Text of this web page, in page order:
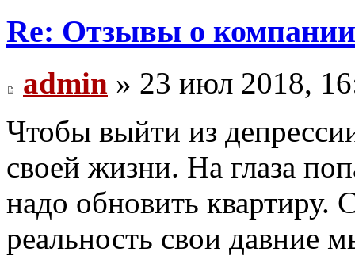
Re: Отзывы о компании
admin » 23 июл 2018,
Чтобы выйти из
своей жизни. На глаза
надо обновить квартиру.
реальность свои давние